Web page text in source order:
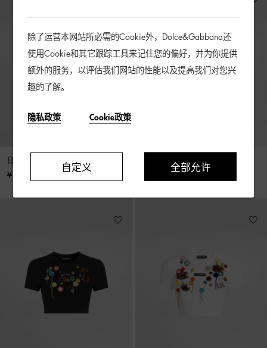
印花平纹针织 T 恤
¥ 4,200
Carretto 印花平纹针织 T 恤
除了运营本网站所必需的Cookie外，Dolce&Gabbana还
使用Cookie和其它跟踪工具来记住您的偏好，并为你提供
额外的服务，以评估我们网站的性能以及提高我们对您兴
趣的了解。
隐私政策 Cookie政策
自定义 全部允许